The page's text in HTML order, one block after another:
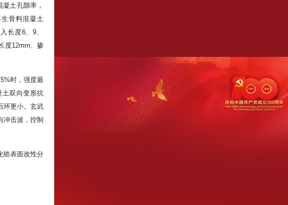
土孔隙率，
骨料混凝土
长度6、9、
度12mm、掺
时，强度最
土双向变形抗
环更小。玄武
击波，控制
锆表面改性分